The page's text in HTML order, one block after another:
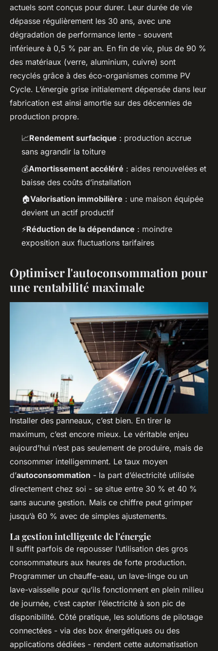
actuels sont conçus pour durer. Leur durée de vie
dépasse régulièrement les 30 ans, avec une
dégradation de performance lente - souvent
inférieure à 0,5 % par an. En fin de vie, plus de 90 %
des matériaux (verre, aluminium, cuivre) sont
recyclés grâce à des éco-organismes comme PV
Cycle. L’énergie grise initialement dépensée dans leur
fabrication est ainsi amortie sur des décennies de
production propre.
📈Rendement surfacique : production accrue
sans agrandir la toiture
💰Amortissement accéléré : aides renouvelées et
baisse des coûts d’installation
🏠Valorisation immobilière : une maison équipée
devient un actif productif
⚡Réduction de la dépendance : moindre
exposition aux fluctuations tarifaires
Optimiser l'autoconsommation pour
une rentabilité maximale
Installer des panneaux, c’est bien. En tirer le
maximum, c’est encore mieux. Le véritable enjeu
aujourd’hui n’est pas seulement de produire, mais de
consommer intelligemment. Le taux moyen
d’autoconsommation - la part d’électricité utilisée
directement chez soi - se situe entre 30 % et 40 %
sans aucune gestion. Mais ce chiffre peut grimper
jusqu’à 60 % avec de simples ajustements.
La gestion intelligente de l'énergie
Il suffit parfois de repousser l’utilisation des gros
consommateurs aux heures de forte production.
Programmer un chauffe-eau, un lave-linge ou un
lave-vaisselle pour qu’ils fonctionnent en plein milieu
de journée, c’est capter l’électricité à son pic de
disponibilité. Côté pratique, les solutions de pilotage
connectées - via des box énergétiques ou des
applications dédiées - rendent cette automatisation